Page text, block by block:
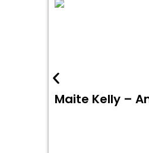
Maite Kelly –